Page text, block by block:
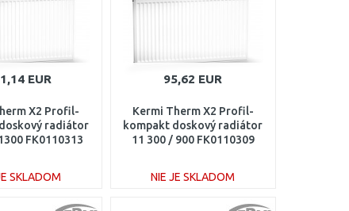
EUR
X2 Profil-
radiátor
FK0110313
SKLADOM
95,62 EUR
Kermi Therm X2 Profil-
kompakt doskový radiátor
11 300 / 900 FK0110309
NIE JE SKLADOM